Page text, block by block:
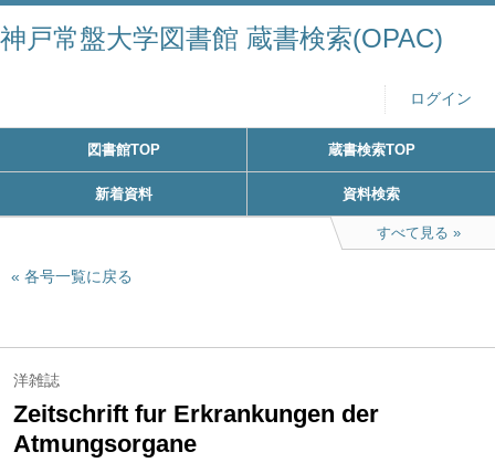
神戸常盤大学図書館 蔵書検索(OPAC)
ログイン
図書館TOP 蔵書検索TOP
新着資料 資料検索
すべて見る
各号一覧に戻る
洋雑誌
Zeitschrift fur Erkrankungen der
Atmungsorgane